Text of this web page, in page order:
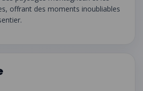
offrant des moments inoubliables